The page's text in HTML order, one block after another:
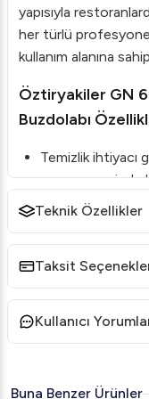
yapısıyla
her türlü
kullanım alanına
Öztiryakiler GN
Buzdolabı
Temizlik ihtiyacı
yapısı sayesinde
Maksimum iç
sağlar.
Defrost işlemi
Özel tasarım
raf kızakları ve
Teknik Özellikler
Taksit
Kullanıcı
Buna Benzer Ürünler